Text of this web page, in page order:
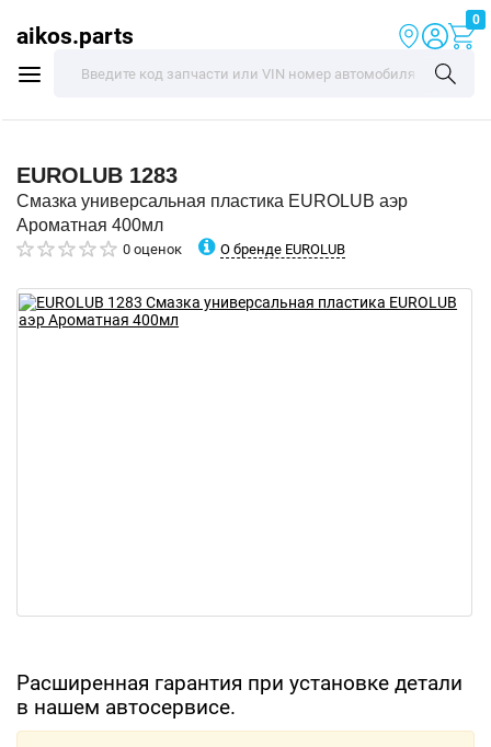
aikos.parts
0
EUROLUB 1283
Смазка универсальная пластика EUROLUB аэр
Ароматная 400мл
0 оценок О бренде EUROLUB
Расширенная гарантия при установке детали
в нашем автосервисе.